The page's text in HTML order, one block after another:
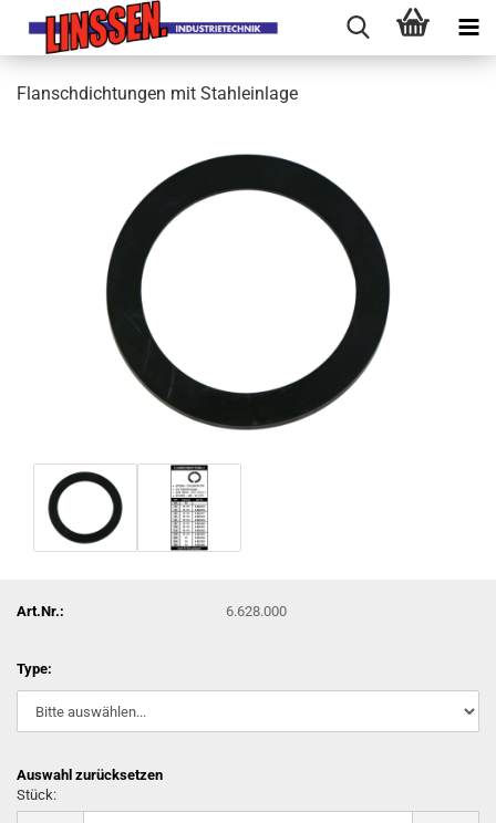
Flanschdichtungen mit Stahleinlage
Art.Nr.: 6.628.000
Type:
Auswahl zurücksetzen
Stück: